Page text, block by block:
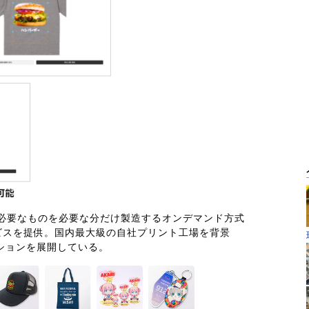
なものを必要な分だけ製造するオンデマンド方式
を提供。国内最大級の自社プリント工場を背景
ンを展開している。